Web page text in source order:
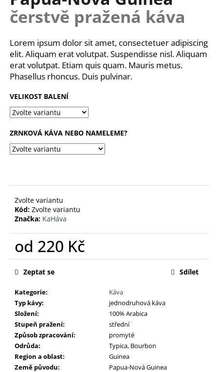
0,0
z
hvězdiček.
čerstvě pražená káva
Lorem ipsum dolor sit amet, consectetuer adipiscing
elit. Aliquam erat volutpat. Suspendisse nisl. Aliquam
erat volutpat. Etiam quis quam. Mauris metus.
Phasellus rhoncus. Duis pulvinar.
VELIKOST BALENÍ
ZRNKOVÁ KÁVA NEBO NAMELEME?
Zvolte variantu
Kód: Zvolte variantu
Značka: KaHáva
od 220 Kč
Měrná
Kategorie:
Káva
Typ kávy:
jednodruhová káva
Složení:
100% Arabica
Stupeň pražení:
střední
Způsob zpracování:
promyté
Odrůda:
Typica, Bourbon
Region a oblast:
Guinea
Země původu: Papua-Nová Guinea
Zeptat se Sdílet
a
j
í
t
?
HLEDAT
D
o
u
u
e
m
e
KAHÁVA
ESPRESSO
SIRUP
350
ML
275
Kč